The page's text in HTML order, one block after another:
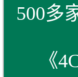
500多
《